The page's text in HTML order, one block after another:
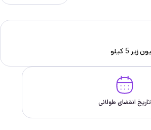
تاریخ انقضای طولانی